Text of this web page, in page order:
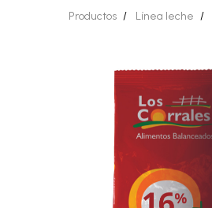
Productos Línea leche